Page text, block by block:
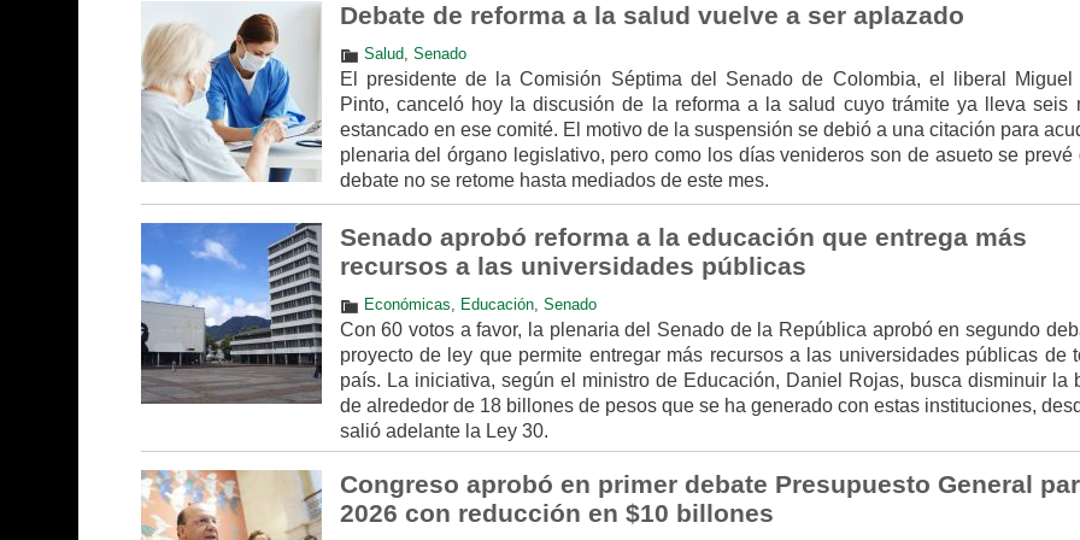
Debate de reforma a la salud vuelve a ser aplazado
Salud, Senado
El presidente de la Comisión Séptima del Senado de Colombia, el liberal Miguel
Pinto, canceló hoy la discusión de la reforma a la salud cuyo trámite ya lleva seis
estancado en ese comité. El motivo de la suspensión se debió a una citación para
plenaria del órgano legislativo, pero como los días venideros son de asueto se prevé
debate no se retome hasta mediados de este mes.
Senado aprobó reforma a la educación que entrega más
recursos a las universidades públicas
Económicas, Educación, Senado
Con 60 votos a favor, la plenaria del Senado de la República aprobó en segundo
proyecto de ley que permite entregar más recursos a las universidades públicas de
país. La iniciativa, según el ministro de Educación, Daniel Rojas, busca disminuir la
de alrededor de 18 billones de pesos que se ha generado con estas instituciones,
salió adelante la Ley 30.
Congreso aprobó en primer debate Presupuesto General
2026 con reducción en $10 billones